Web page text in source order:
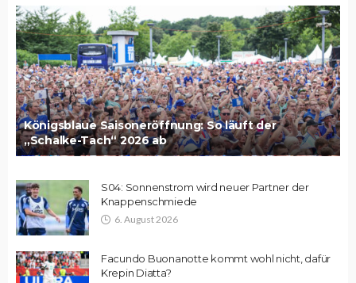
Königsblaue Saisoneröffnung: So läuft der
„Schalke-Tach“ 2026 ab
S04: Sonnenstrom wird neuer Partner der
Knappenschmiede
6. August 2026
Facundo Buonanotte kommt wohl nicht, dafür
Krepin Diatta?